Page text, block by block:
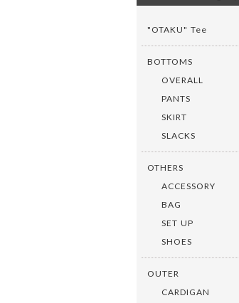
"OTAKU" Tee
BOTTOMS
OVERALL
PANTS
SKIRT
SLACKS
OTHERS
ACCESSORY
BAG
SET UP
SHOES
OUTER
CARDIGAN